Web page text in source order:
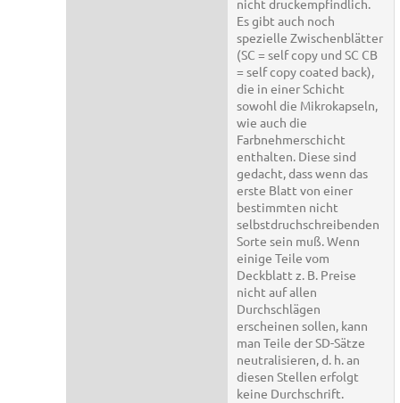
nicht druckempfindlich.
Es gibt auch noch
spezielle Zwischenblätter
(SC = self copy und SC CB
= self copy coated back),
die in einer Schicht
sowohl die Mikrokapseln,
wie auch die
Farbnehmerschicht
enthalten. Diese sind
gedacht, dass wenn das
erste Blatt von einer
bestimmten nicht
selbstdruchschreibenden
Sorte sein muß. Wenn
einige Teile vom
Deckblatt z. B. Preise
nicht auf allen
Durchschlägen
erscheinen sollen, kann
man Teile der SD-Sätze
neutralisieren, d. h. an
diesen Stellen erfolgt
keine Durchschrift.